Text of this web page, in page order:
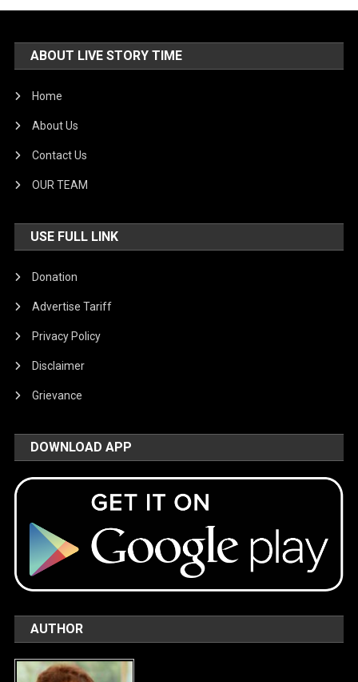
ABOUT LIVE STORY TIME
Home
About Us
Contact Us
OUR TEAM
USE FULL LINK
Donation
Advertise Tariff
Privacy Policy
Disclaimer
Grievance
DOWNLOAD APP
AUTHOR